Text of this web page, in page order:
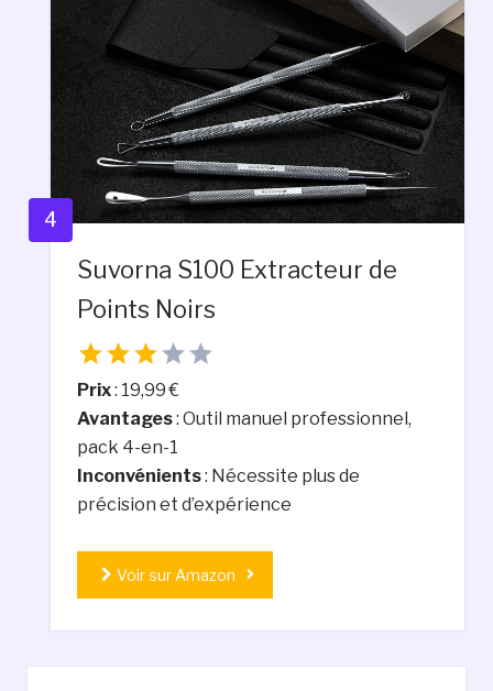
4
Suvorna S100 Extracteur de
Points Noirs
Prix: 19,99 €
Avantages: Outil manuel professionnel,
pack 4-en-1
Inconvénients: Nécessite plus de
précision et d’expérience
Voir sur Amazon